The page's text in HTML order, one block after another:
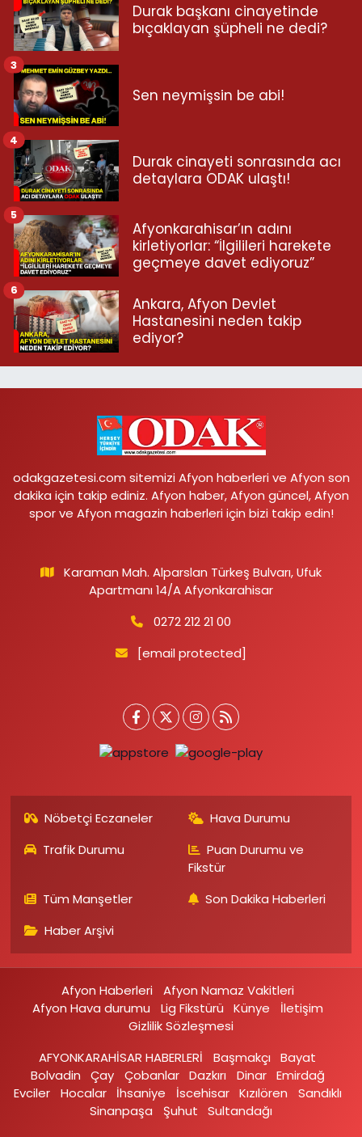
Durak başkanı cinayetinde
bıçaklayan şüpheli ne dedi?
Sen neymişsin be abi!
3
Durak cinayeti sonrasında acı
detaylara ODAK ulaştı!
4
Afyonkarahisar’ın adını
kirletiyorlar: “İlgilileri harekete
geçmeye davet ediyoruz”
5
Ankara, Afyon Devlet
Hastanesini neden takip
ediyor?
6
odakgazetesi.com sitemizi Afyon haberleri ve Afyon son
dakika için takip ediniz. Afyon haber, Afyon güncel, Afyon
spor ve Afyon magazin haberleri için bizi takip edin!
Karaman Mah. Alparslan Türkeş Bulvarı, Ufuk
Apartmanı 14/A Afyonkarahisar
0272 212 21 00
[email protected]
Nöbetçi Eczaneler
Hava Durumu
Trafik Durumu
Puan Durumu ve
Fikstür
Tüm Manşetler
Son Dakika Haberleri
Haber Arşivi
Afyon Haberleri
Afyon Namaz Vakitleri
Afyon Hava durumu
Lig Fikstürü Künye
İletişim
Gizlilik Sözleşmesi
AFYONKARAHİSAR HABERLERİ
Başmakçı
Bayat
Bolvadin
Çay Çobanlar Dazkırı Dinar Emirdağ‎
Evciler‎
Hocalar İhsaniye‎ İscehisar Kızılören‎
Sandıklı‎
Sinanpaşa
Şuhut Sultandağı